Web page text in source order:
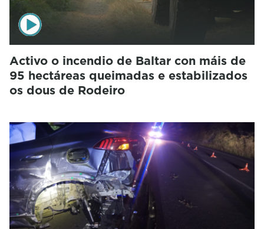
Activo o incendio de Baltar con máis de
95 hectáreas queimadas e estabilizados
os dous de Rodeiro